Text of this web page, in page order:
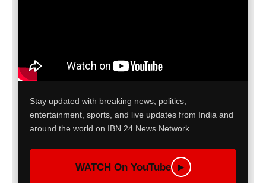
Stay updated with breaking news, politics,
entertainment, sports, and live updates from India and
around the world on IBN 24 News Network.
WATCH On YouTube ▶